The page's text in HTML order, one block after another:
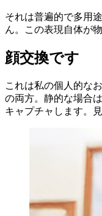
それは普遍的で多用
ん。この表現自体が
顔交換です
これは私の個人的な
の両方。静的な場合
キャプチャします。見